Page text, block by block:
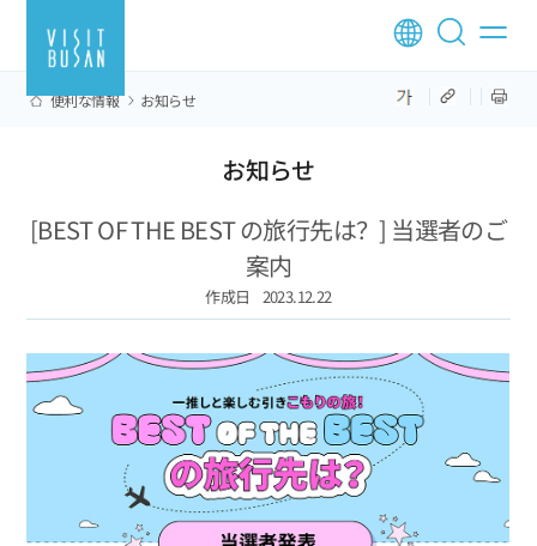
便利な情報 お知らせ
お知らせ
[BEST OF THE BEST の旅行先は？] 当選者のご
案内
作成日 2023.12.22